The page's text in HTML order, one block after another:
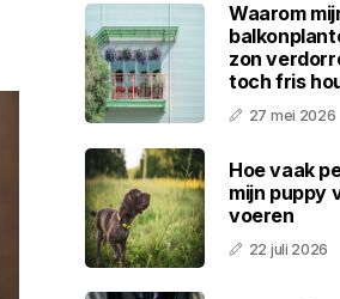
Waarom
zon
toch fris
27 mei 2026
Hoe vaak
mijn puppy
voeren
22 juli 2026